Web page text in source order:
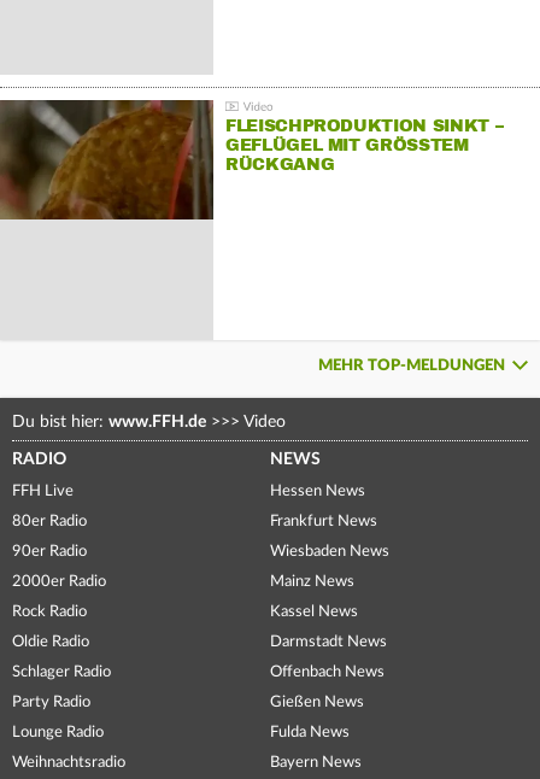
FLEISCHPRODUKTION SINKT –
GEFLÜGEL MIT GRÖSSTEM R
ÜCKGANG
MEHR TOP-MELDUNGEN
Du bist hier: www.FFH.de >>> Video
RADIO
FFH Live
80er Radio
90er Radio
2000er Radio
Rock Radio
Oldie Radio
Schlager Radio
Party Radio
Lounge Radio
Weihnachtsradio
NEWS
Hessen News
Frankfurt News
Wiesbaden News
Mainz News
Kassel News
Darmstadt News
Offenbach News
Gießen News
Fulda News
Bayern News